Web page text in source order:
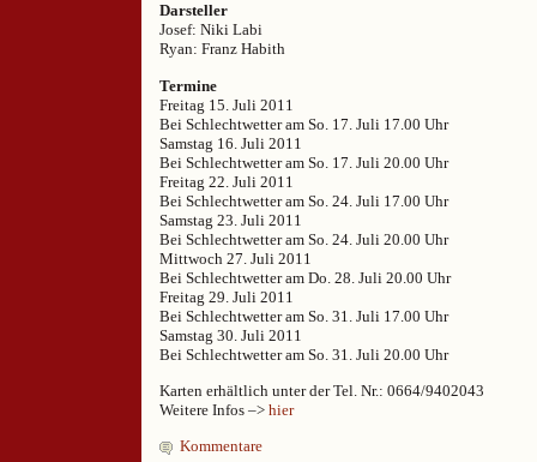
Darsteller
Josef: Niki Labi
Ryan: Franz Habith
Termine
Freitag 15. Juli 2011
Bei Schlechtwetter am So. 17. Juli 17.00 Uhr
Samstag 16. Juli 2011
Bei Schlechtwetter am So. 17. Juli 20.00 Uhr
Freitag 22. Juli 2011
Bei Schlechtwetter am So. 24. Juli 17.00 Uhr
Samstag 23. Juli 2011
Bei Schlechtwetter am So. 24. Juli 20.00 Uhr
Mittwoch 27. Juli 2011
Bei Schlechtwetter am Do. 28. Juli 20.00 Uhr
Freitag 29. Juli 2011
Bei Schlechtwetter am So. 31. Juli 17.00 Uhr
Samstag 30. Juli 2011
Bei Schlechtwetter am So. 31. Juli 20.00 Uhr
Karten erhältlich unter der Tel. Nr.: 0664/9402043
Weitere Infos –> hier
Kommentare